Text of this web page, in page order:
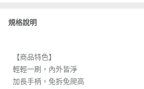
規格說明
【商品特色】
輕輕一刷，內外皆淨
加長手柄，免拆免爬高